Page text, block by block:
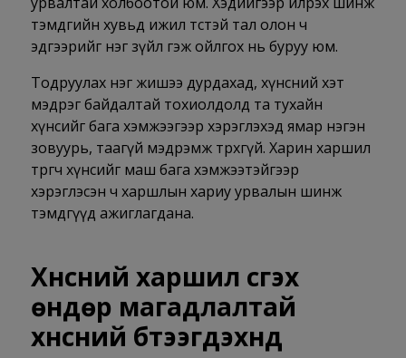
тэмдгийн хувьд ижил төстэй тал олон ч
эдгээрийг нэг зүйл гэж ойлгох нь буруу юм.
Тодруулах нэг жишээ дурдахад, хүнсний хэт
мэдрэг байдалтай тохиолдолд та тухайн
хүнсийг бага хэмжээгээр хэрэглэхэд ямар нэгэн
зовуурь, таагүй мэдрэмж төрөхгүй. Харин харшил
төрөгч хүнсийг маш бага хэмжээтэйгээр
хэрэглэсэн ч харшлын хариу урвалын шинж
тэмдгүүд ажиглагдана.
Хүнсний харшил үүсгэх
өндөр магадлалтай
хүнсний бүтээгдэхүүнүүд